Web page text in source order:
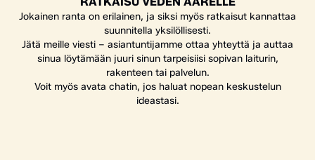
Jokainen ranta on erilainen, ja siksi myös ratkaisut kannattaa
suunnitella yksilöllisesti.
Jätä meille viesti – asiantuntijamme ottaa yhteyttä ja auttaa
sinua löytämään juuri sinun tarpeisiisi sopivan laiturin,
rakenteen tai palvelun.
Voit myös avata chatin, jos haluat nopean keskustelun
ideastasi.